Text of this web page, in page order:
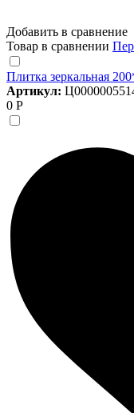
Добавить в сравнение
Товар в сравнении
Плитка зеркальная
Артикул:
0 Р